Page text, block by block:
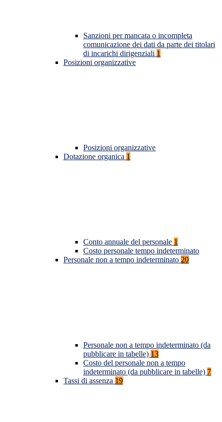
Sanzioni per mancata o incompleta
comunicazione dei dati da parte dei titolari
di incarichi dirigenziali 1
Posizioni organizzative
Posizioni organizzative
Dotazione organica 1
Conto annuale del personale 1
Costo personale tempo indeterminato
Personale non a tempo indeterminato 20
Personale non a tempo indeterminato (da
pubblicare in tabelle) 13
Costo del personale non a tempo
indeterminato (da pubblicare in tabelle) 7
Tassi di assenza 19